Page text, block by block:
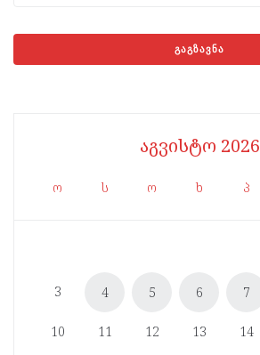
აგვისტო 2026
ო ს ო ხ პ
3 4 5 6 7
10 11 12 13 14